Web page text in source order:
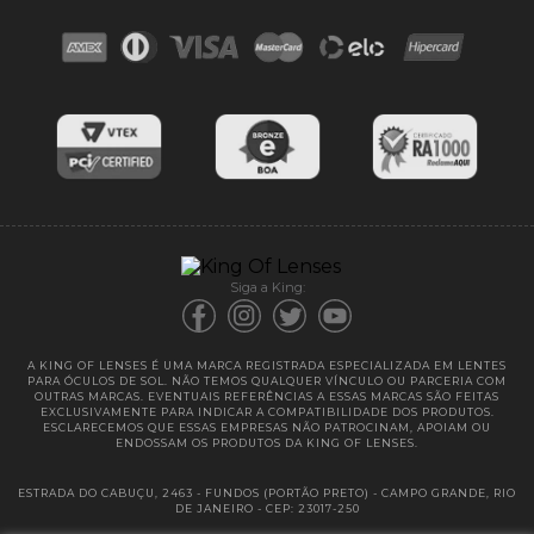
Blog
Cores das lentes
Entregas
Siga a King:
A KING OF LENSES É UMA MARCA REGISTRADA ESPECIALIZADA EM LENTES
PARA ÓCULOS DE SOL. NÃO TEMOS QUALQUER VÍNCULO OU PARCERIA COM
OUTRAS MARCAS. EVENTUAIS REFERÊNCIAS A ESSAS MARCAS SÃO FEITAS
EXCLUSIVAMENTE PARA INDICAR A COMPATIBILIDADE DOS PRODUTOS.
ESCLARECEMOS QUE ESSAS EMPRESAS NÃO PATROCINAM, APOIAM OU
ENDOSSAM OS PRODUTOS DA KING OF LENSES.
ESTRADA DO CABUÇU, 2463 - FUNDOS (PORTÃO PRETO) - CAMPO GRANDE, RIO
DE JANEIRO - CEP: 23017-250